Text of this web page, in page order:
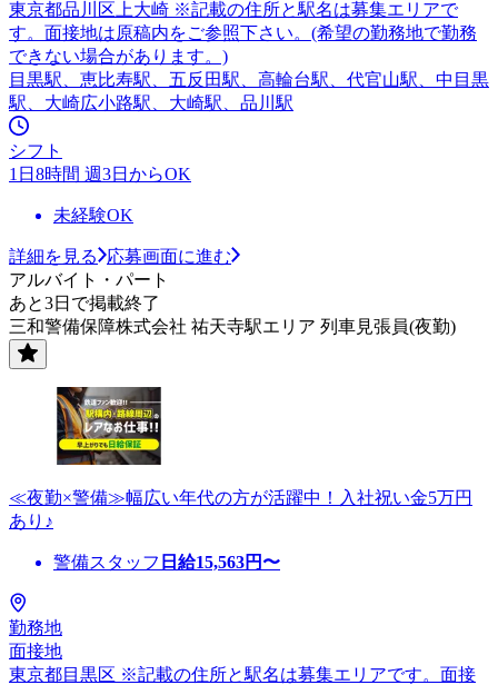
東京都品川区上大崎 ※記載の住所と駅名は募集エリアで
す。面接地は原稿内をご参照下さい。(希望の勤務地で勤務
できない場合があります。)
目黒駅、恵比寿駅、五反田駅、高輪台駅、代官山駅、中目黒
駅、大崎広小路駅、大崎駅、品川駅
シフト
1日8時間 週3日からOK
未経験OK
詳細を見る
応募画面に進む
アルバイト・パート
あと3日で掲載終了
三和警備保障株式会社 祐天寺駅エリア 列車見張員(夜勤)
≪夜勤×警備≫幅広い年代の方が活躍中！入社祝い金5万円
あり♪
警備スタッフ 日給15,563円〜
勤務地
面接地
東京都目黒区 ※記載の住所と駅名は募集エリアです。面接